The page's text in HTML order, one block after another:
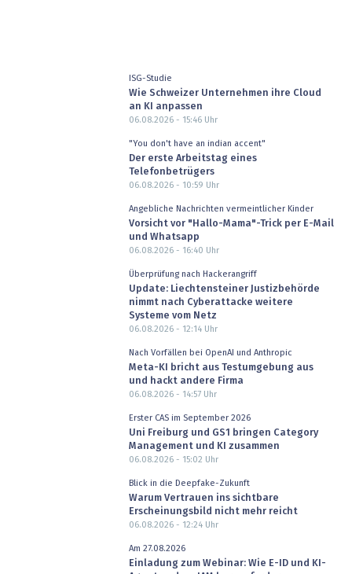
ISG-Studie
Wie Schweizer Unternehmen ihre Cloud
an KI anpassen
06.08.2026 - 15:46Uhr
"You don't have an indian accent"
Der erste Arbeitstag eines
Telefonbetrügers
06.08.2026 - 10:59 Uhr
Angebliche Nachrichten vermeintlicher Kinder
Vorsicht vor "Hallo-Mama"-Trick per E-Mail
und Whatsapp
06.08.2026 - 16:40 Uhr
Überprüfung nach Hackerangriff
Update: Liechtensteiner Justizbehörde
nimmt nach Cyberattacke weitere
Systeme vom Netz
06.08.2026 - 12:14Uhr
Nach Vorfällen bei OpenAI und Anthropic
Meta-KI bricht aus Testumgebung aus
und hackt andere Firma
06.08.2026 - 14:57Uhr
Erster CAS im September 2026
Uni Freiburg und GS1 bringen Category
Management und KI zusammen
06.08.2026 - 15:02 Uhr
Blick in die Deepfake-Zukunft
Warum Vertrauen ins sichtbare
Erscheinungsbild nicht mehr reicht
06.08.2026 - 12:24Uhr
Am 27.08.2026
Einladung zum Webinar: Wie E-ID und KI-